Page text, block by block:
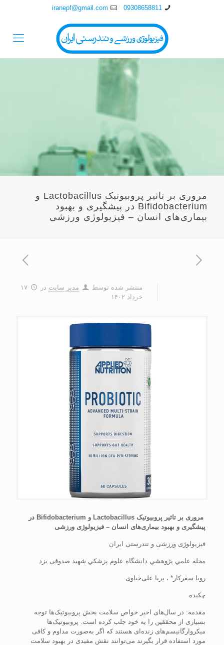
09308658811
iranepf@gmail.com
مروری بر تاثیر پروبیوتیک Lactobacillus و
Bifidobacterium در پیشگیری و بهبود
بیماری‌های انسان – فیزیولوژی ورزشی
منتشر شده توسط مدیر سایت در
۱۷
خرداد ۱۴۰۲
مروری بر تاثیر پروبیوتیک Lactobacillus و Bifidobacterium در
پیشگیری و بهبود بیماری‌های انسان – فیزیولوژی ورزشی
فیزیولوژی ورزشی و تندرستی ایران
مجله علمي پژوهشي دانشگاه علوم پزشكي شهید صدوقی يزد
رویا سفرکار* ، پریا علی‌خیاوی
چکیده
مقدمه: در سال‌های اخیر خواص سلامت بخش پروبیوتیک‌ها توجه
بسیاری از محققین را به خود جلب کرده است. پروبیوتیک‌ها
میکروارگانیسم‌های زنده‌ای هستند که اگر به‌صورت مداوم و کافی
مورد استفاده قرار بگیرند می‌توانند نقش مفیدی در بهبود سلامت